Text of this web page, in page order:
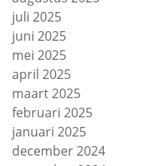
juli 2025
juni 2025
mei 2025
april 2025
maart 2025
februari 2025
januari 2025
december 2024